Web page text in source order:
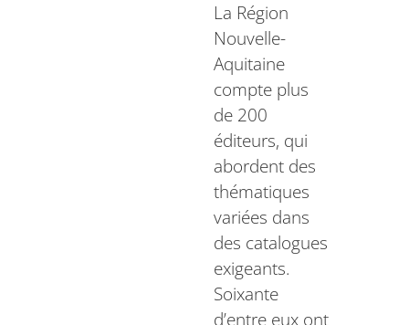
La Région
Nouvelle-
Aquitaine
compte plus
de 200
éditeurs, qui
abordent des
thématiques
variées dans
des catalogues
exigeants.
Soixante
d’entre eux ont